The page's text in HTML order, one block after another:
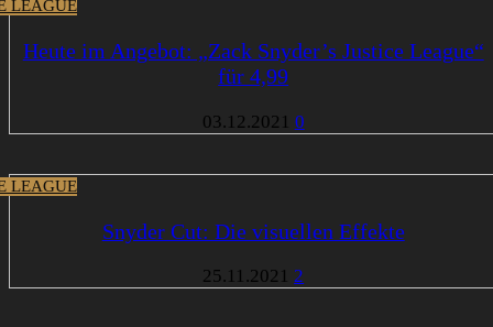
LEAGUE
Heute im Angebot: „Zack Snyder’s Justice League“
für 4,99
03.12.2021 0
LEAGUE
Snyder Cut: Die visuellen Effekte
25.11.2021 2